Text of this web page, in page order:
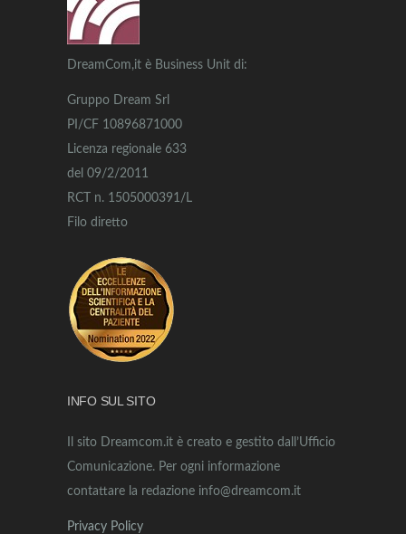
DreamCom,it è Business Unit di:
Gruppo Dream Srl
PI/CF 10896871000
Licenza regionale 633
del 09/2/2011
RCT n. 1505000391/L
Filo diretto
INFO SUL SITO
Il sito Dreamcom.it è creato e gestito dall’Ufficio
Comunicazione. Per ogni informazione
contattare la redazione info@dreamcom.it
Privacy Policy